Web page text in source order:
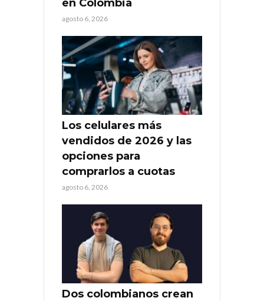
en Colombia
agosto 6, 2026
Los celulares más
vendidos de 2026 y las
opciones para
comprarlos a cuotas
agosto 6, 2026
Dos colombianos crean